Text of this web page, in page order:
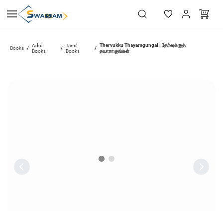
main
Books / Adult
Books
/
Tamil
Books
/
Thervukku Thayaragungal | தேர்வுக்குத்
தயாராகுங்கள்